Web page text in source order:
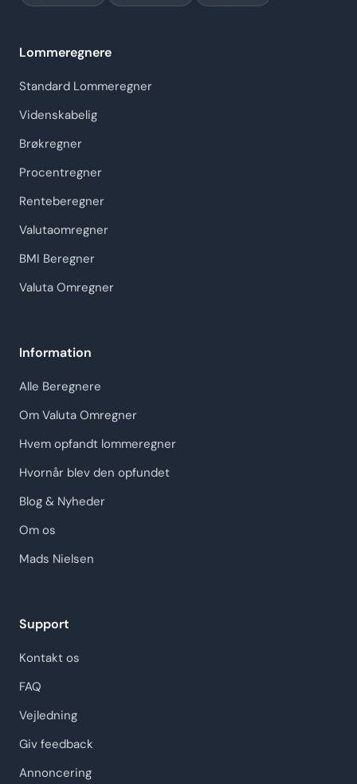
Lommeregnere
Standard Lommeregner
Videnskabelig
Brøkregner
Procentregner
Renteberegner
Valutaomregner
BMI Beregner
Valuta Omregner
Information
Alle Beregnere
Om Valuta Omregner
Hvem opfandt lommeregner
Hvornår blev den opfundet
Blog & Nyheder
Om os
Mads Nielsen
Support
Kontakt os
FAQ
Vejledning
Giv feedback
Annoncering